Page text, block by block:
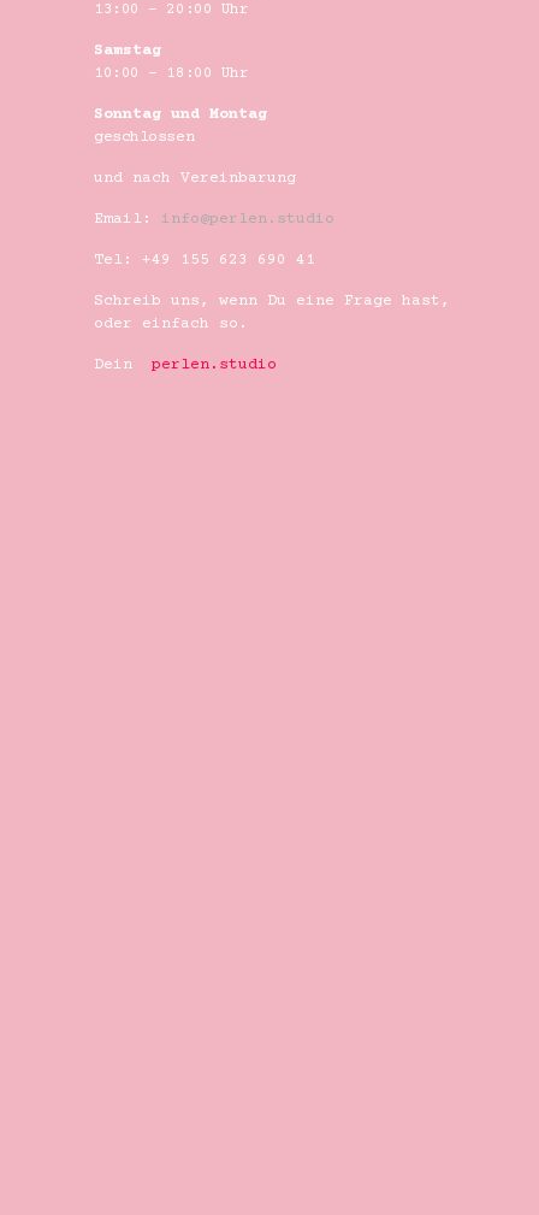
13:00 – 20:00 Uhr
Samstag
10:00 – 18:00 Uhr
Sonntag und Montag
geschlossen
und nach Vereinbarung
Email: info@perlen.studio
Tel: +49 155 623 690 41
Schreib uns, wenn Du eine Frage hast,
oder einfach so.
Dein perlen.studio